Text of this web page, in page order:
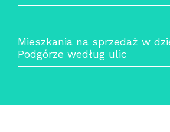
Mieszkania na sprzedaż w
Podgórze według ulic